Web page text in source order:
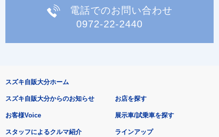
電話でのお問い合わせ
0972-22-2440
スズキ自販大分ホーム
スズキ自販大分からのお知らせ
お客様Voice
スタッフによるクルマ紹介
お店を探す
展示車/試乗車を探す
ラインアップ